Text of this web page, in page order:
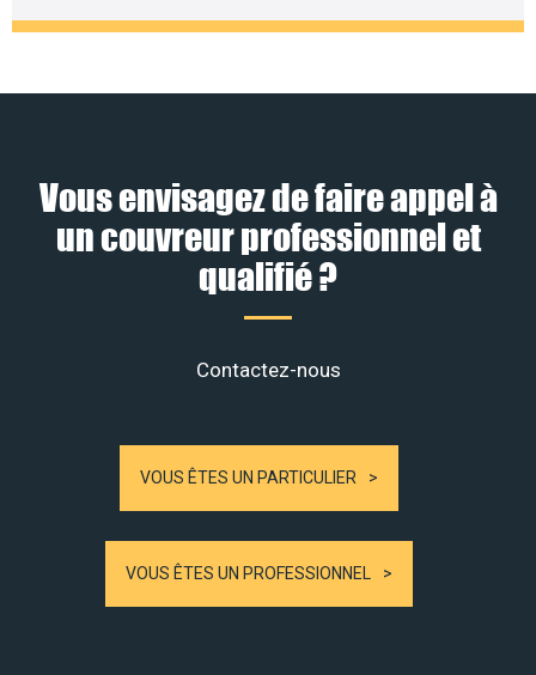
Vous envisagez de faire appel à
un couvreur professionnel et
qualifié ?
Contactez-nous
VOUS ÊTES UN PARTICULIER
VOUS ÊTES UN PROFESSIONNEL